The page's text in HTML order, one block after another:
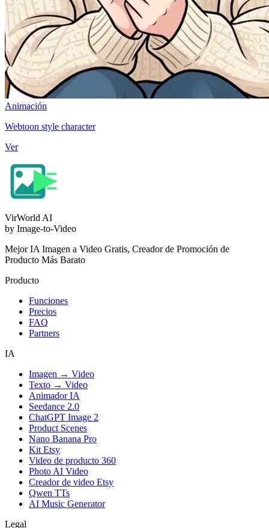
Animación
Webtoon style character
Ver
VirWorldAI
by Image-to-Video
Mejor IA Imagen a Video Gratis, Creador de Promoción de
Producto Más Barato
Producto
Funciones
Precios
FAQ
Partners
IA
Imagen → Video
Texto → Video
Animador IA
Seedance 2.0
ChatGPT Image 2
Product Scenes
Nano Banana Pro
Kit Etsy
Video de producto 360
Photo AI Video
Creador de video Etsy
Qwen TTs
AI Music Generator
Legal